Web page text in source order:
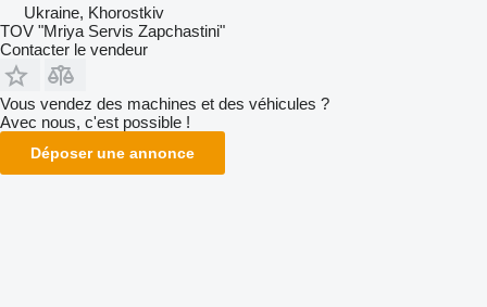
Ukraine, Khorostkiv
TOV "Mriya Servis Zapchastini"
Contacter le vendeur
Vous vendez des machines et des véhicules ?
Avec nous, c'est possible !
Déposer une annonce